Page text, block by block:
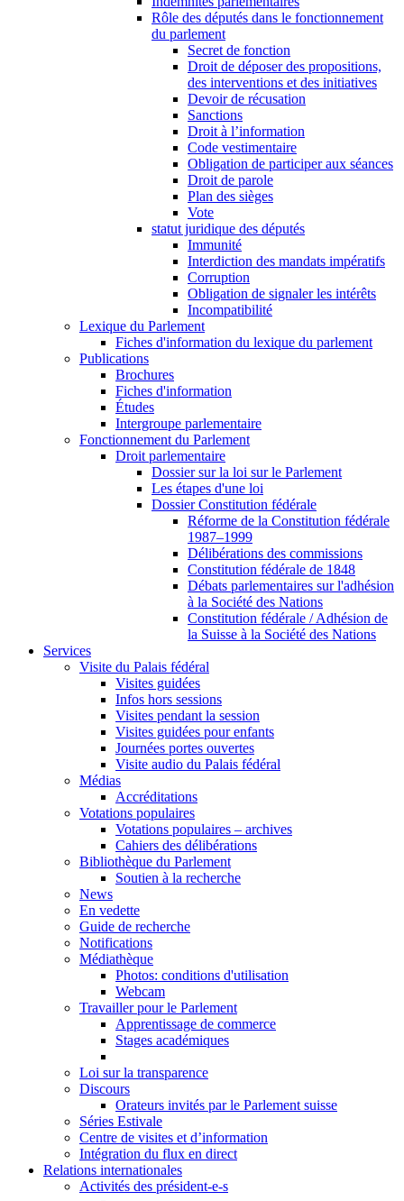
Rôle des députés dans le fonctionnement
du parlement
Secret de fonction
Droit de déposer des propositions,
des interventions et des initiatives
Devoir de récusation
Sanctions
Droit à l’information
Code vestimentaire
Obligation de participer aux séances
Droit de parole
Plan des sièges
Vote
statut juridique des députés
Immunité
Interdiction des mandats impératifs
Corruption
Obligation de signaler les intérêts
Incompatibilité
Lexique du Parlement
Fiches d'information du lexique du parlement
Publications
Brochures
Fiches d'information
Études
Intergroupe parlementaire
Fonctionnement du Parlement
Droit parlementaire
Dossier sur la loi sur le Parlement
Les étapes d'une loi
Dossier Constitution fédérale
Réforme de la Constitution fédérale
1987–1999
Délibérations des commissions
Constitution fédérale de 1848
Débats parlementaires sur l'adhésion
à la Société des Nations
Constitution fédérale / Adhésion de
la Suisse à la Société des Nations
Services
Visite du Palais fédéral
Visites guidées
Infos hors sessions
Visites pendant la session
Visites guidées pour enfants
Journées portes ouvertes
Visite audio du Palais fédéral
Médias
Accréditations
Votations populaires
Votations populaires – archives
Cahiers des délibérations
Bibliothèque du Parlement
Soutien à la recherche
News
En vedette
Guide de recherche
Notifications
Médiathèque
Photos: conditions d'utilisation
Webcam
Travailler pour le Parlement
Apprentissage de commerce
Stages académiques
Loi sur la transparence
Discours
Orateurs invités par le Parlement suisse
Séries Estivale
Centre de visites et d’information
Intégration du flux en direct
Relations internationales
Activités des président-e-s